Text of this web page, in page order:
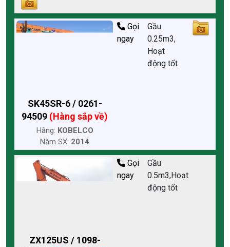
SK45SR-6 / 0261-
94509 (Hàng sắp về)
Hãng: KOBELCO
Năm SX: 2014
Gọi
ngay
Gầu
0.25m3,
Hoạt
động tốt
ZX125US / 1098-
Gọi
ngay
Gầu
0.5m3,Hoạt
động tốt